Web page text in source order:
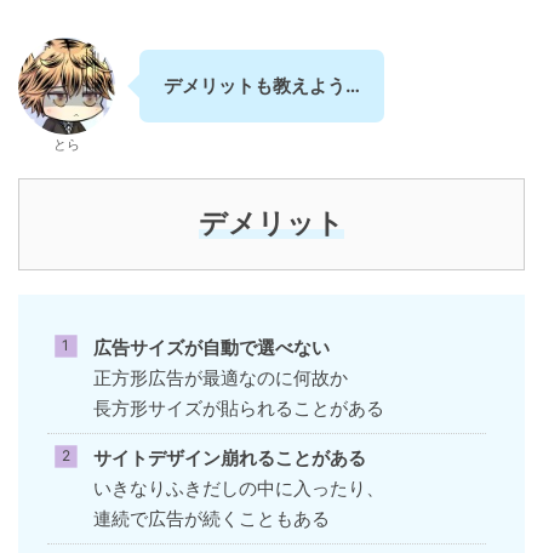
とら
デメリットも教えよう…
デメリット
広告サイズが自動で選べない
正方形広告が最適なのに何故か
長方形サイズが貼られることがある
サイトデザイン崩れることがある
いきなりふきだしの中に入ったり、
連続で広告が続くこともある